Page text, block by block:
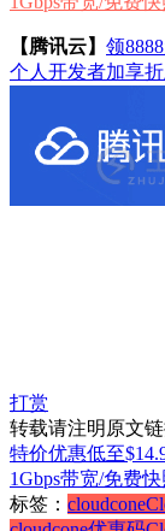
【腾讯云】 领
个人开发者加享折
打赏
转载请注明原文链
特价优惠低至
1Gbps带宽/免费
标签： cloudcone